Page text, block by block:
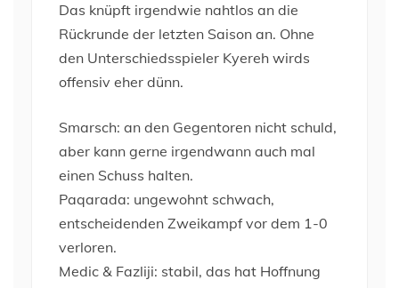
Das knüpft irgendwie nahtlos an die
Rückrunde der letzten Saison an. Ohne
den Unterschiedsspieler Kyereh wirds
offensiv eher dünn.
Smarsch: an den Gegentoren nicht schuld,
aber kann gerne irgendwann auch mal
einen Schuss halten.
Paqarada: ungewohnt schwach,
entscheidenden Zweikampf vor dem 1-0
verloren.
Medic & Fazliji: stabil, das hat Hoffnung